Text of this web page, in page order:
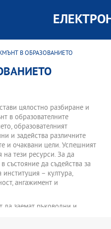
В ОБРАЗОВАНИЕТО
цялостно разбиране и
в образователните
образователният
и задейства различните
и очаквани цели. Успешният
тези ресурси. За да
състояние да съдейства за
– култура,
ангажимент и
да заемат ръководни и